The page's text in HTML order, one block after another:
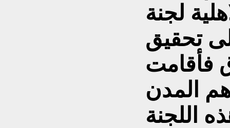
لجنة
تحقيق
فأقامت
المدن
اللجنة